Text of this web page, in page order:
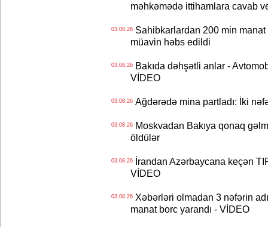
məhkəmədə ittihamlara cavab
03.08.26Sahibkarlardan 200 min manat
müavin həbs edildi
03.08.26Bakıda dəhşətli anlar -
VİDEO
03.08.26Ağdərədə mina partladı: İki
03.08.26Moskvadan Bakıya qonaq
öldülər
03.08.26İrandan Azərbaycana keçən
VİDEO
03.08.26Xəbərləri olmadan 3 nəfərin
manat borc yarandı - VİDEO